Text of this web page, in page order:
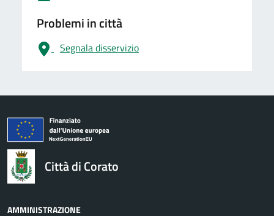
Problemi in città
Segnala disservizio
logo Unione Europea
Città di Corato
AMMINISTRAZIONE